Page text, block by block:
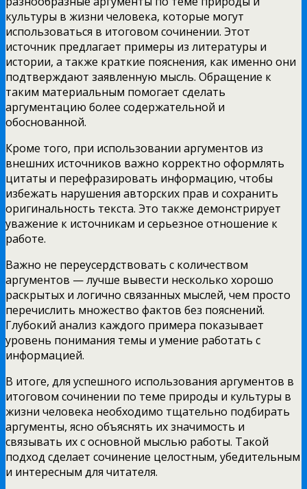
культуры в жизни человека, которые могут
использоваться в итоговом сочинении. Этот
источник предлагает примеры из литературы и
истории, а также краткие пояснения, как именно они
подтверждают заявленную мысль. Обращение к
таким материальным помогает сделать
аргументацию более содержательной и
обоснованной.
Кроме того, при использовании аргументов из
внешних источников важно корректно оформлять
цитаты и перефразировать информацию, чтобы
избежать нарушения авторских прав и сохранить
оригинальность текста. Это также демонстрирует
уважение к источникам и серьезное отношение к
работе.
Важно не переусердствовать с количеством
аргументов — лучше вывести несколько хорошо
раскрытых и логично связанных мыслей, чем просто
перечислить множество фактов без пояснений.
Глубокий анализ каждого примера показывает
уровень понимания темы и умение работать с
информацией.
В итоге, для успешного использования аргументов в
итоговом сочинении по теме природы и культуры в
жизни человека необходимо тщательно подбирать
аргументы, ясно объяснять их значимость и
связывать их с основной мыслью работы. Такой
подход сделает сочинение целостным, убедительным
и интересным для читателя.